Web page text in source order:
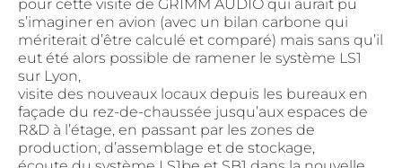
pour cette visite de GRIMM AUDIO qui aurait pu
s’imaginer en avion (avec un bilan carbone qui
mériterait d’être calculé et comparé) mais sans qu’il
eut été alors possible de ramener le système LS1
sur Lyon,
visite des nouveaux locaux depuis les bureaux en
façade du rez-de-chaussée jusqu’aux espaces de
R&D à l’étage, en passant par les zones de
production, d’assemblage et de stockage,